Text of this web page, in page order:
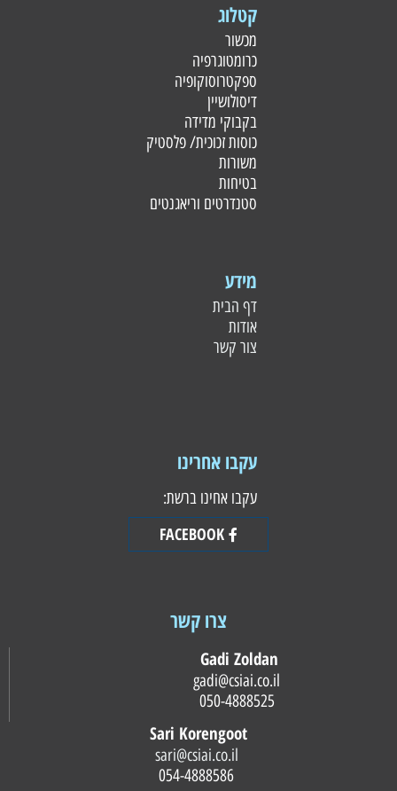
קטלוג
מכשור
כרומטוגרפיה
ספקטרוסוקופיה
דיסולושיין
בקבוקי מדידה
כוסות זכוכית/ פלסטיק
משורות
בטיחות
סטנדרטים וריאגנטים
מידע
דף הבית
אודות
צור קשר
עקבו אחרינו
עקבו אחינו ברשת:
FACEBOOK
צרו קשר
Gadi Zoldan
Sari Korengoot
sari@csiai.co.il